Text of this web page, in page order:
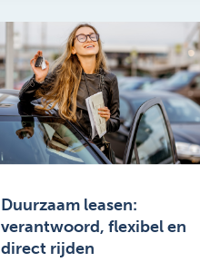
Duurzaam leasen:
verantwoord, flexibel en
direct rijden